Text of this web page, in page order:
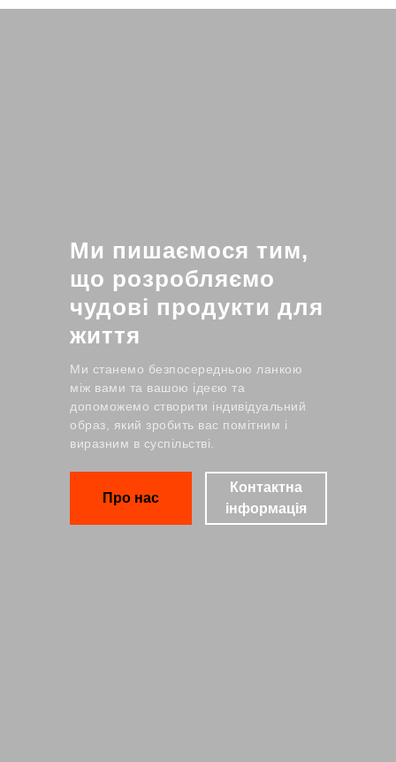
Ми пишаємося тим,
що розробляємо
чудові продукти для
життя
Ми станемо безпосередньою ланкою
між вами та вашою ідеєю та
допоможемо створити індивідуальний
образ, який зробить вас помітним і
виразним в суспільстві.
Про нас
Контактна
інформація